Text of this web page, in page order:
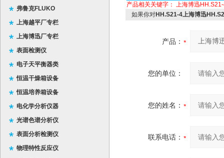
弗鲁克FLUKO
上海越平厂专栏
上海博迅厂专栏
表面检测仪
电子天平衡器类
恒温干燥箱设备
恒温培养箱设备
电化学分析仪器
光谱色谱分析仪
表面分析检测仪
物理特性反应仪
产品相关关键字： 上海博迅
如果你对HH.S21-4上海博迅
产品：
您的单位：
您的姓名：
联系电话：